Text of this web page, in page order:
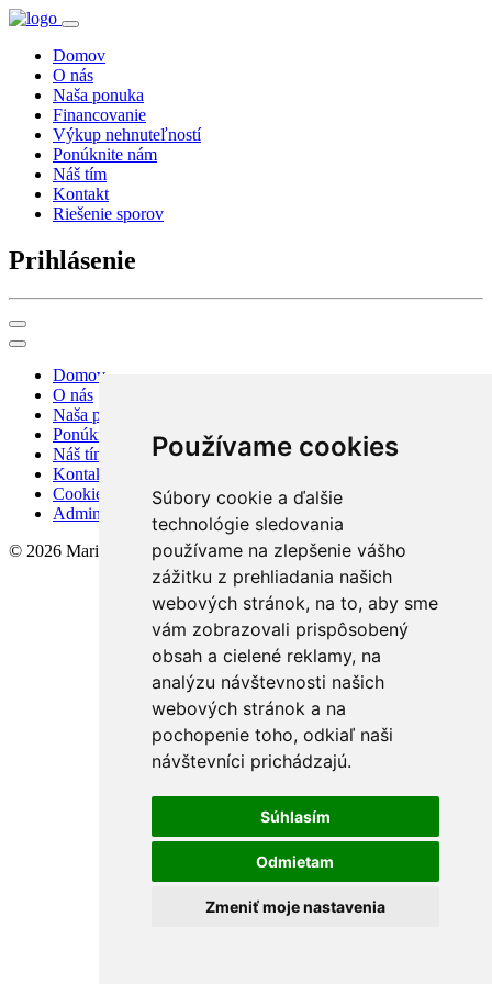
Používame cookies
Súbory cookie a ďalšie
technológie sledovania
používame na zlepšenie vášho
zážitku z prehliadania našich
webových stránok, na to, aby sme
vám zobrazovali prispôsobený
obsah a cielené reklamy, na
analýzu návštevnosti našich
webových stránok a na
pochopenie toho, odkiaľ naši
návštevníci prichádzajú.
Súhlasím
Odmietam
Zmeniť moje nastavenia
Domov
O nás
Naša ponuka
Financovanie
Výkup nehnuteľností
Ponúknite nám
Náš tím
Kontakt
Riešenie sporov
Prihlásenie
Domov
O nás
Naša ponuka
Ponúknite nám
Náš tím
Kontakt
Cookies
Admin
© 2026 Mariana Gálisová - MMJ